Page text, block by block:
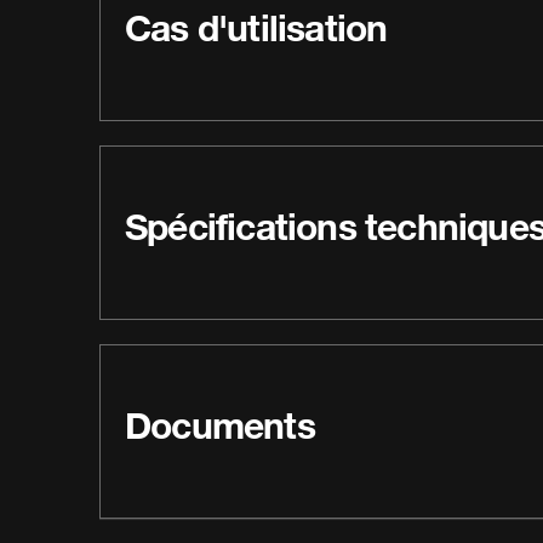
Cas d'utilisation
Spécifications
Documents